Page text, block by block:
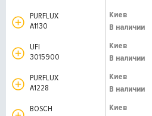
PURFLUX
A1130
Киев
В наличии
UFI
3015900
Киев
В наличии
PURFLUX
A1228
Киев
В наличии
BOSCH
Киев